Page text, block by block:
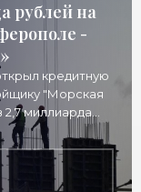
рублей на
-
кредитную
"Морская
2,7 миллиарда